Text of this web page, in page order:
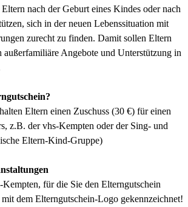
nach der Geburt eines Kindes oder nach
sich in der neuen Lebenssituation mit
zurecht zu finden. Damit sollen Eltern
außerfamiliäre Angebote und Unterstützung in
Eltern einen Zuschuss (30 €) für einen
z.B. der vhs-Kempten oder der Sing- und
Eltern-Kind-Gruppe)
für die Sie den Elterngutschein
dem Elterngutschein-Logo gekennzeichnet!